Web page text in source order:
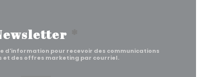
d'information pour recevoir des communications
et des offres marketing par courriel.